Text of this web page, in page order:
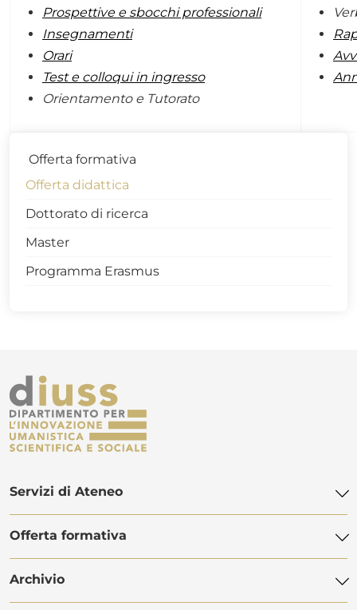
Prospettive e sbocchi professionali
Insegnamenti
Orari
Test e colloqui in ingresso
Orientamento e Tutorato
Offerta formativa
Offerta didattica
Dottorato di ricerca
Master
Programma Erasmus
Servizi di Ateneo
Biblioteca di Ateneo
Centro Linguistico di Ateneo
Offerta formativa
Offerta didattica
Archivio